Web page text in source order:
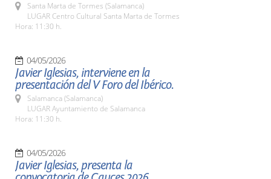
Santa Marta de Tormes (Salamanca)
LUGAR Centro Cultural Santa Marta de Tormes
Hora: 11:30 h.
04/05/2026
Javier Iglesias, interviene en la
presentación del V Foro del Ibérico.
Salamanca (Salamanca)
LUGAR Ayuntamiento de Salamanca
Hora: 11:30 h.
04/05/2026
Javier Iglesias, presenta la